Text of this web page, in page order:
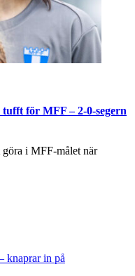
för MFF – 2-0-segern
i MFF-målet när
knaprar in på